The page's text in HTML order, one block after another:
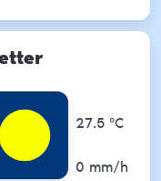
27.5 °C
0 mm/h